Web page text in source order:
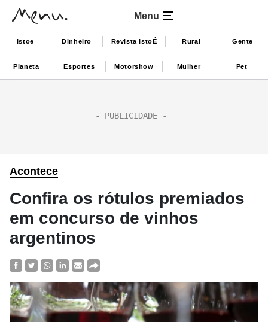
Menu
Istoe Dinheiro Revista IstoÉ Rural Gente
Planeta Esportes Motorshow Mulher Pet
Acontece
Confira os rótulos premiados
em concurso de vinhos
argentinos